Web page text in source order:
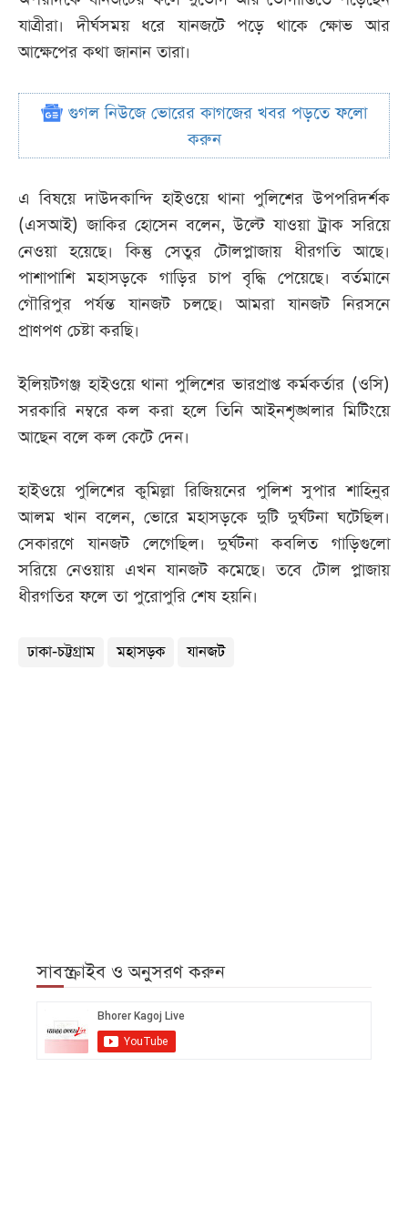
যাত্রীরা। দীর্ঘসময় ধরে যানজটে পড়ে থাকে ক্ষোভ আর
আক্ষেপের কথা জানান তারা।
গুগল নিউজে ভোরের কাগজের খবর পড়তে ফলো
করুন
এ বিষয়ে দাউদকান্দি হাইওয়ে থানা পুলিশের উপপরিদর্শক
(এসআই) জাকির হোসেন বলেন, উল্টে যাওয়া ট্রাক সরিয়ে
নেওয়া হয়েছে। কিন্তু সেতুর টোলপ্লাজায় ধীরগতি আছে।
পাশাপাশি মহাসড়কে গাড়ির চাপ বৃদ্ধি পেয়েছে। বর্তমানে
গৌরিপুর পর্যন্ত যানজট চলছে। আমরা যানজট নিরসনে
প্রাণপণ চেষ্টা করছি।
ইলিয়টগঞ্জ হাইওয়ে থানা পুলিশের ভারপ্রাপ্ত কর্মকর্তার (ওসি)
সরকারি নম্বরে কল করা হলে তিনি আইনশৃঙ্খলার মিটিংয়ে
আছেন বলে কল কেটে দেন।
হাইওয়ে পুলিশের কুমিল্লা রিজিয়নের পুলিশ সুপার শাহিনুর
আলম খান বলেন, ভোরে মহাসড়কে দুটি দুর্ঘটনা ঘটেছিল।
সেকারণে যানজট লেগেছিল। দুর্ঘটনা কবলিত গাড়িগুলো
সরিয়ে নেওয়ায় এখন যানজট কমেছে। তবে টোল প্লাজায়
ধীরগতির ফলে তা পুরোপুরি শেষ হয়নি।
ঢাকা-চট্টগ্রাম মহাসড়ক যানজট
সাবস্ক্রাইব ও অনুসরণ করুন